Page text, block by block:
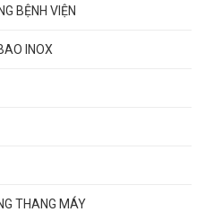
BỆNH VIỆN
INOX
THANG MÁY